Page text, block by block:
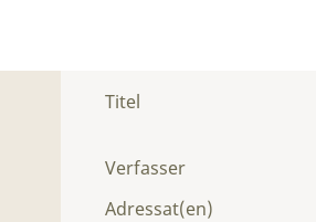
Titel
Verfasser
Adressat(en)